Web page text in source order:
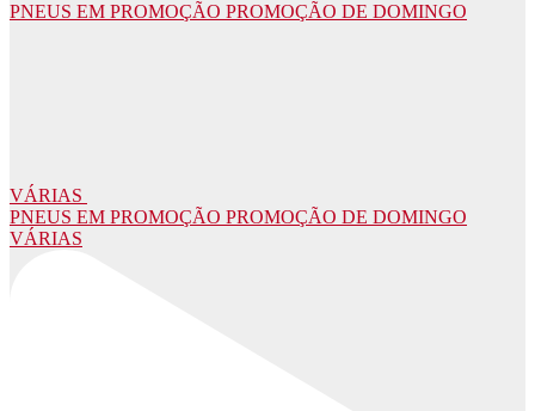
PNEUS EM PROMOÇÃO PROMOÇÃO DE DOMINGO
VÁRIAS
PNEUS EM PROMOÇÃO PROMOÇÃO DE DOMINGO
VÁRIAS